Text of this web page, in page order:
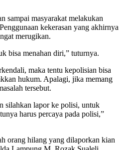
sampai masyarakat melakukan
kekerasan yang akhirnya
merugikan.
bisa menahan diri,” tuturnya.
maka tentu kepolisian bisa
hukum. Apalagi, jika memang
tersebut.
silahkan lapor ke polisi, untuk
harus percaya pada polisi,”
orang hilang yang dilaporkan kian